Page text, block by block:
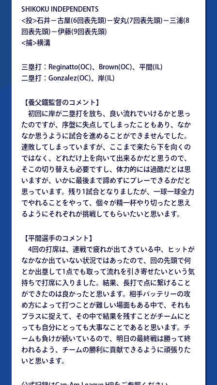
SHIKOKU INDEPENDENTS
<投>石井－古屋(6回表先頭)－安丸(7回表先頭)－三浦(8
回表先頭)－伊藤(9回表先頭)
<捕>横溝
三塁打：Reginatto(OC)、Brown(OC)、平間(IL)
二塁打：Gonzalez(OC)、岸(IL)
【養父鐵監督のコメント】
初回に岸が二塁打を放ち、良い流れでいけるかと思っ
たのですが、序盤に失点してしまったこともあり、なか
なか思うように試合を進めることができませんでした。
連敗してしまっていますが、ここまで来たら下を向くの
ではなく、どれだけ上を向いて出来るかだと思うので、
そこの切り替えも必要ですし、体力的には過酷だとは思
いますが、いかに最後まで諦めずにプレーできるかだと
思っています。残り1試合となりましたが、一球一球全力
でやれることをやって、個々が精一杯やり切ったと思え
るようにそれぞれが挑戦してもらいたいと思います。
【平間選手のコメント】
4回の打席は、連戦で疲れが出てきている中、ヒットが
なかなか出ていない状況ではあったので、回の先頭で何
とか出塁して1点でも取って流れを引き寄せたいという気
持ちで打席に入りました。結果、長打で点に繋げること
ができたのは良かったと思います。相手バッテリーの攻
め方によって打つことが難しい場面もある中で、それも
プラスに捉えて、その中で結果を残すことがチームにと
っても自分にとっても大事なことであると思います。チ
ームも負けが続いているので、明日の最終戦は勝って終
われるよう、チームの勝利に貢献できるように頑張りた
いと思います。